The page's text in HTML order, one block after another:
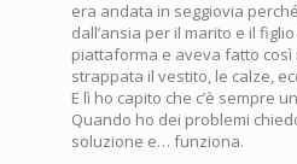
era andata in seggiovia
dall’ansia per il marito e il
piattaforma e aveva fatto
strappata il vestito, le calze,
E lì ho capito che c’è sempre
Quando ho dei problemi
soluzione e… funziona.